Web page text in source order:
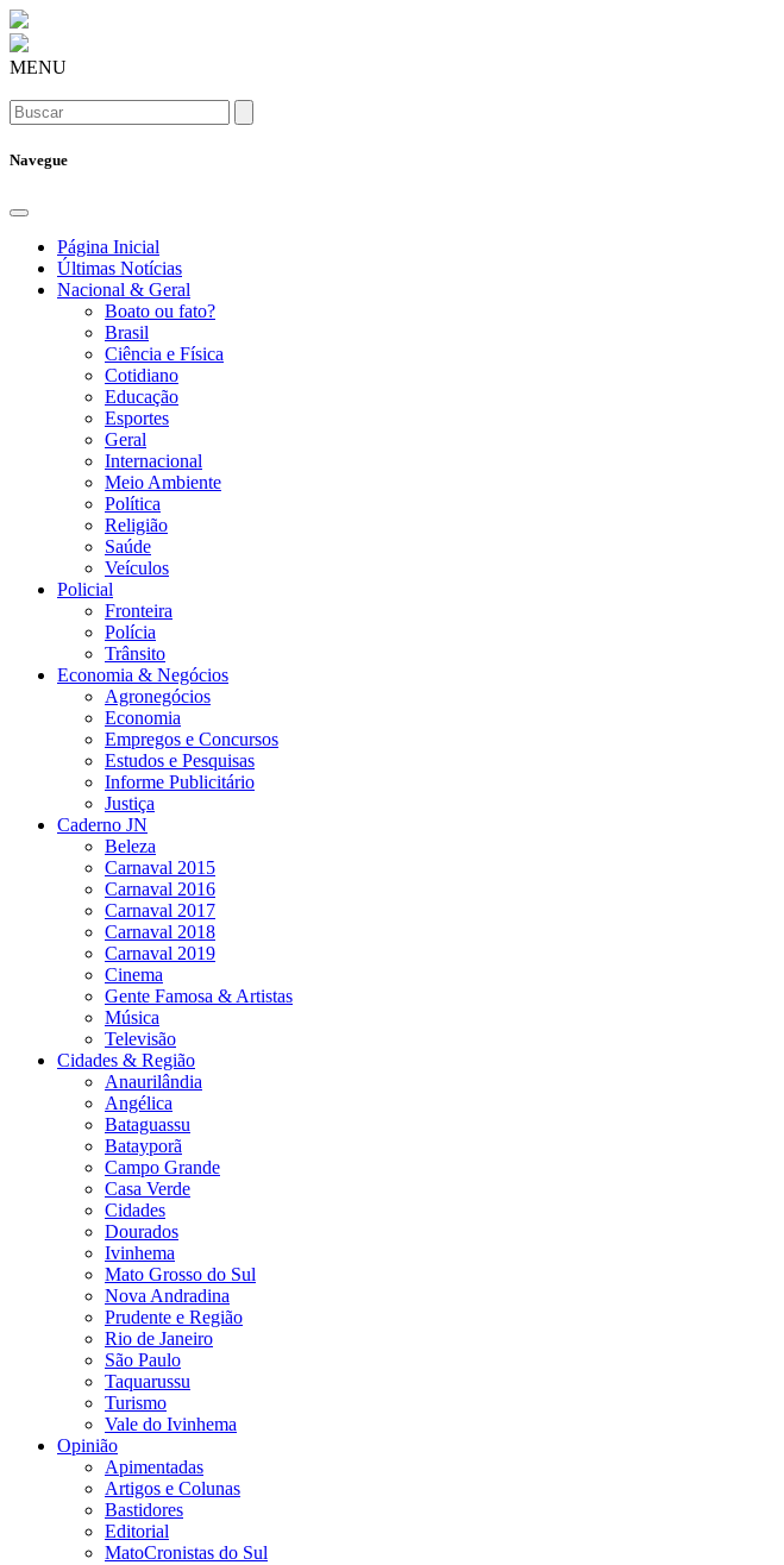
MENU
Navegue
Página Inicial
Últimas Notícias
Nacional & Geral
Boato ou fato?
Brasil
Ciência e Física
Cotidiano
Educação
Esportes
Geral
Internacional
Meio Ambiente
Política
Religião
Saúde
Veículos
Policial
Fronteira
Polícia
Trânsito
Economia & Negócios
Agronegócios
Economia
Empregos e Concursos
Estudos e Pesquisas
Informe Publicitário
Justiça
Caderno JN
Beleza
Carnaval 2015
Carnaval 2016
Carnaval 2017
Carnaval 2018
Carnaval 2019
Cinema
Gente Famosa & Artistas
Música
Televisão
Cidades & Região
Anaurilândia
Angélica
Bataguassu
Batayporã
Campo Grande
Casa Verde
Cidades
Dourados
Ivinhema
Mato Grosso do Sul
Nova Andradina
Prudente e Região
Rio de Janeiro
São Paulo
Taquarussu
Turismo
Vale do Ivinhema
Opinião
Apimentadas
Artigos e Colunas
Bastidores
Editorial
MatoCronistas do Sul